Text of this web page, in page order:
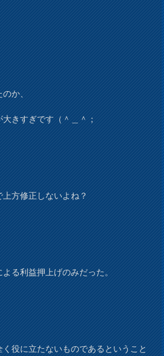
のか、
きすぎです（＾＿＾；
方修正しないよね？
る利益押上げのみだった。
役に立たないものであるということ